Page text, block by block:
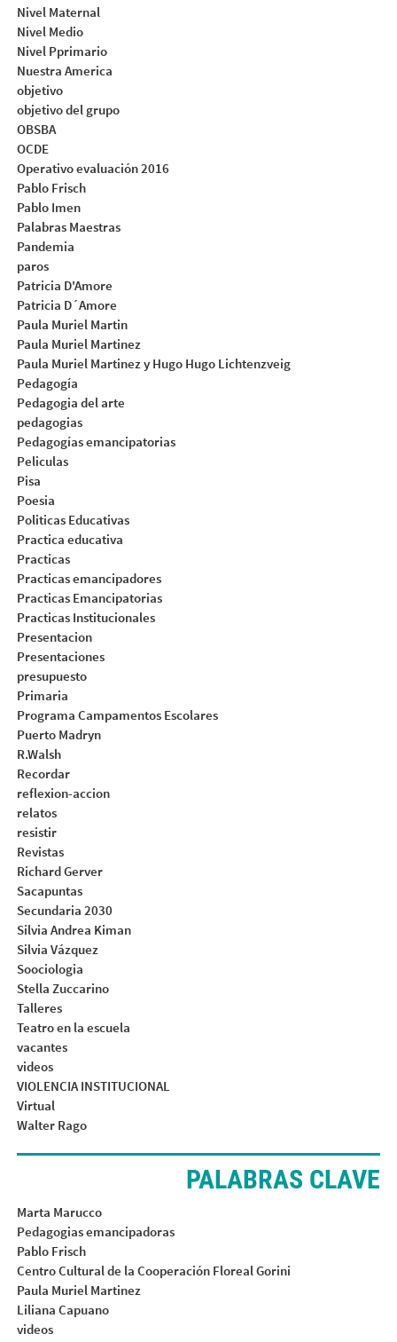
Nivel Maternal
Nivel Medio
Nivel Pprimario
Nuestra America
objetivo
objetivo del grupo
OBSBA
OCDE
Operativo evaluación 2016
Pablo Frisch
Pablo Imen
Palabras Maestras
Pandemia
paros
Patricia D'Amore
Patricia D´Amore
Paula Muriel Martin
Paula Muriel Martinez
Paula Muriel Martinez y Hugo Hugo Lichtenzveig
Pedagogía
Pedagogia del arte
pedagogias
Pedagogías emancipatorias
Peliculas
Pisa
Poesia
Politicas Educativas
Practica educativa
Practicas
Practicas emancipadores
Practicas Emancipatorias
Practicas Institucionales
Presentacion
Presentaciones
presupuesto
Primaria
Programa Campamentos Escolares
Puerto Madryn
R.Walsh
Recordar
reflexion-accion
relatos
resistir
Revistas
Richard Gerver
Sacapuntas
Secundaria 2030
Silvia Andrea Kiman
Silvia Vázquez
Soociologia
Stella Zuccarino
Talleres
Teatro en la escuela
vacantes
videos
VIOLENCIA INSTITUCIONAL
Virtual
Walter Rago
PALABRAS CLAVE
Marta Marucco
Pedagogias emancipadoras
Pablo Frisch
Centro Cultural de la Cooperación Floreal Gorini
Paula Muriel Martinez
Liliana Capuano
videos